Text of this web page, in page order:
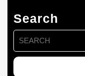
Search
Search
for: